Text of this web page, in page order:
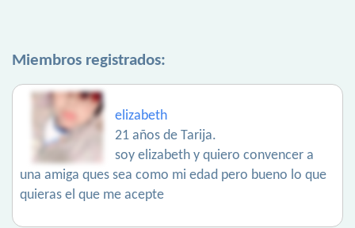
Miembros registrados:
elizabeth
21 años de Tarija.
soy elizabeth y quiero convencer a
una amiga ques sea como mi edad pero bueno lo que
quieras el que me acepte